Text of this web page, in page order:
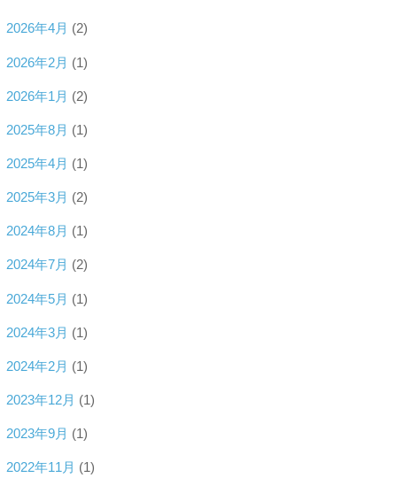
2026年4月 (2)
2026年2月 (1)
2026年1月 (2)
2025年8月 (1)
2025年4月 (1)
2025年3月 (2)
2024年8月 (1)
2024年7月 (2)
2024年5月 (1)
2024年3月 (1)
2024年2月 (1)
2023年12月 (1)
2023年9月 (1)
2022年11月 (1)